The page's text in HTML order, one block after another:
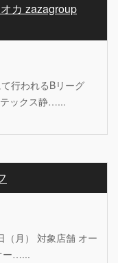
カ zazagroup
行われるBリーグ
テックス静…...
（月） 対象店舗 オー
ー…...